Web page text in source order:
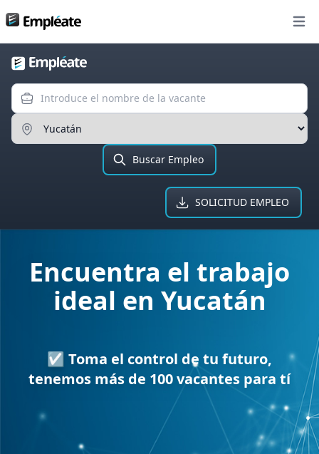
Bolsa de trabajo
Introduce el nombre de la
Ingresa el Estado
Buscar Empleo
SOLICITUD EMPLEO
¡Encuentra trabajo aquí!
Encuentra el trabajo
ideal en Yucatán
☑ Toma el control de tu futuro,
tenemos más de 100 vacantes para tí